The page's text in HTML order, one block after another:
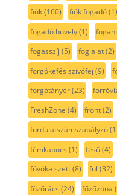
fiók(160) fiók fogadó(1)
fogadó hüvely(1)
fogasszíj (5) foglalat(2)
forgókefés szívófej (9)
forgótányér(23)
FreshZone (4) front(2)
furdulatszámszabályzó
fémkapocs (1) fésű(4)
fúvóka szett(8) fül (32)
főzőrács (24) főzőzóna